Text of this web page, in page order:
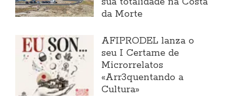
da Morte
AFIPRODEL lanza o
seu I Certame de
Microrrelatos
«Arr3quentando a
Cultura»